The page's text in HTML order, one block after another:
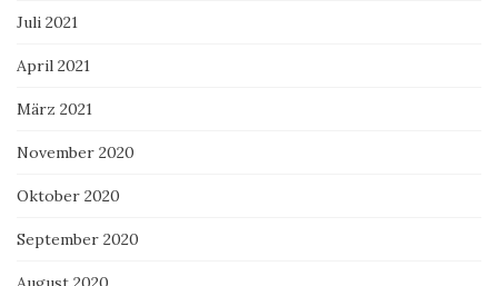
Juli 2021
April 2021
März 2021
November 2020
Oktober 2020
September 2020